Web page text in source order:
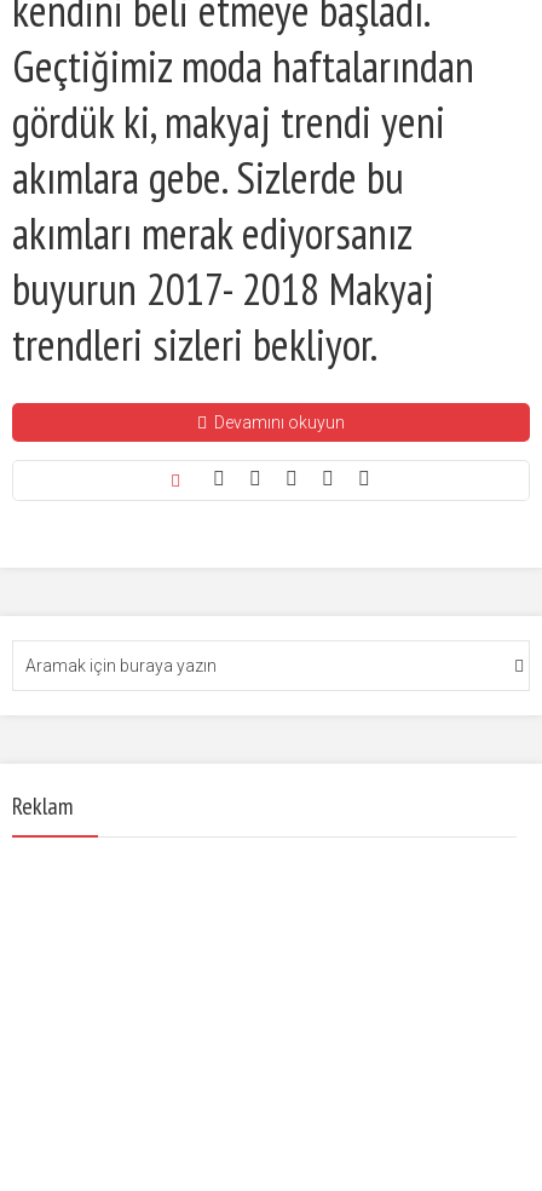
Geçtiğimiz moda haftalarından
gördük ki, makyaj trendi yeni
akımlara gebe. Sizlerde bu
akımları merak ediyorsanız
buyurun 2017- 2018 Makyaj
trendleri sizleri bekliyor.
Devamını okuyun
Reklam